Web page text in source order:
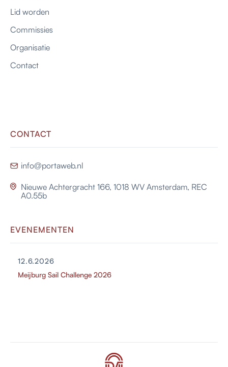
Lid worden
Commissies
Organisatie
Contact
EVENEMENTEN
12.6.2026
Meijburg Sail Challenge 2026
CONTACT
 info@portaweb.nl
 Nieuwe Achtergracht 166, 1018 WV Amsterdam, REC
A0.55b